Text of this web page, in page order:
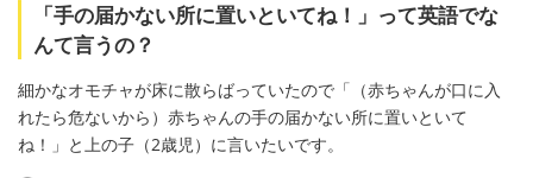
「手の届かない所に置いといてね！」って英語でな
んて言うの？
細かなオモチャが床に散らばっていたので「（赤ちゃんが口に入
れたら危ないから）赤ちゃんの手の届かない所に置いといて
ね！」と上の子（2歳児）に言いたいです。